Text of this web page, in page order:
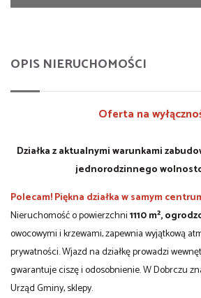
OPIS NIERUCHOMOŚCI
Oferta na
Działka z aktualnymi warunkami
jednorodzinnego
Polecam! Piękna działka w samym
Nieruchomość o powierzchni1110 m²,
owocowymi i krzewami, zapewnia wyjątkową
prywatności. Wjazd na działkę prowadzi
gwarantuje ciszę i odosobnienie. W Dobrczu
Urząd Gminy, sklepy.